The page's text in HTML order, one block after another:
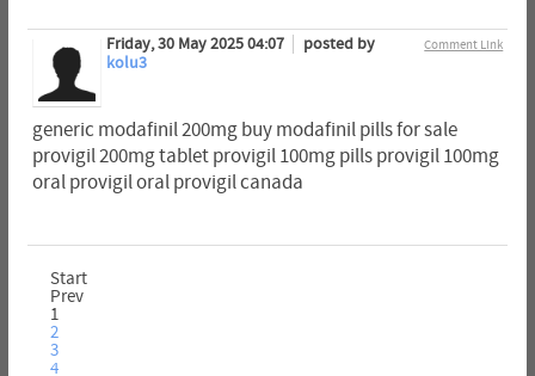
Comment Link
Friday, 30 May 2025 04:07
posted by
kolu3
generic modafinil 200mg buy modafinil pills for sale
provigil 200mg tablet provigil 100mg pills provigil 100mg
oral provigil oral provigil canada
Start
Prev
1
2
3
4